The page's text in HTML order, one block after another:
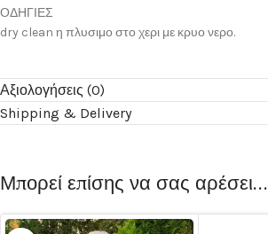
ΟΔΗΓΙΕΣ
dry clean η πλυσιμο στο χερι με κρυο νερο.
Αξιολογήσεις (0)
Shipping & Delivery
Μπορεί επίσης να σας αρέσει…